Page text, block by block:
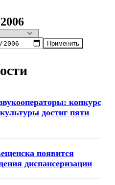
Все новостиАрхив
Применить
конкурс
достиг пяти
появится
диспансеризации